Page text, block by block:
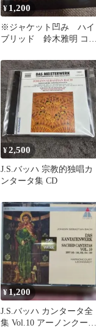
¥ 1,200
※ジャケット凹み ハイ
ブリッド 鈴木雅明 コレ
ータ52集
¥2,500
J.S.バッハ 宗教的独唱カ
ンタータ集 CD
¥1,200
J.S.バッハ カンタータ全
集 Vol.10 アーノンクー